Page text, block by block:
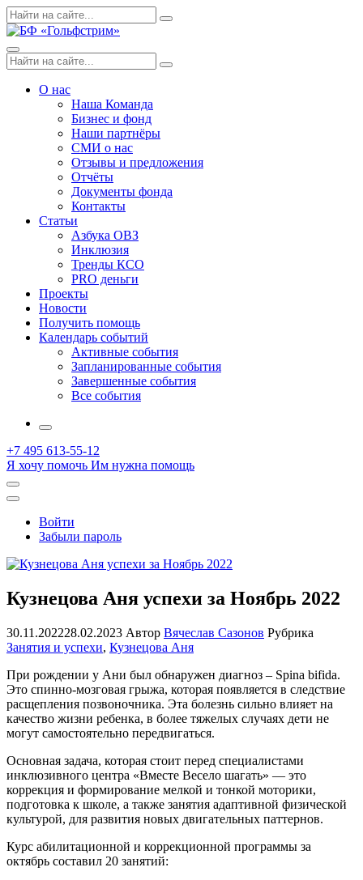
Skip
to
Поиск
по:
Search
Menu
Поиск
по:
Search
О нас
Наша Команда
Бизнес и фонд
Наши партнёры
СМИ о нас
Отзывы и предложения
Отчёты
Документы фонда
Контакты
Статьи
Азбука ОВЗ
Инклюзия
Тренды КСО
PRO деньги
Проекты
Новости
Получить помощь
Календарь событий
Активные события
Запланированные события
Завершенные события
Все события
More
+7 495 613-55-12
Я хочу помочь Им нужна помощь
Открыть
поиск
Профиль
Войти
Забыли пароль
Кузнецова Аня успехи за Ноябрь 2022
30.11.202228.02.2023 Автор Вячеслав Сазонов Рубрика
Занятия и успехи, Кузнецова Аня
При рождении у Ани был обнаружен диагноз – Spina bifida.
Это спинно-мозговая грыжа, которая появляется в следствие
расщепления позвоночника. Эта болезнь сильно влияет на
качество жизни ребенка, в более тяжелых случаях дети не
могут самостоятельно передвигаться.
Основная задача, которая стоит перед специалистами
инклюзивного центра «Вместе Весело шагать» — это
коррекция и формирование мелкой и тонкой моторики,
подготовка к школе, а также занятия адаптивной физической
культурой, для развития новых двигательных паттернов.
Курс абилитационной и коррекционной программы за
октябрь составил 20 занятий: